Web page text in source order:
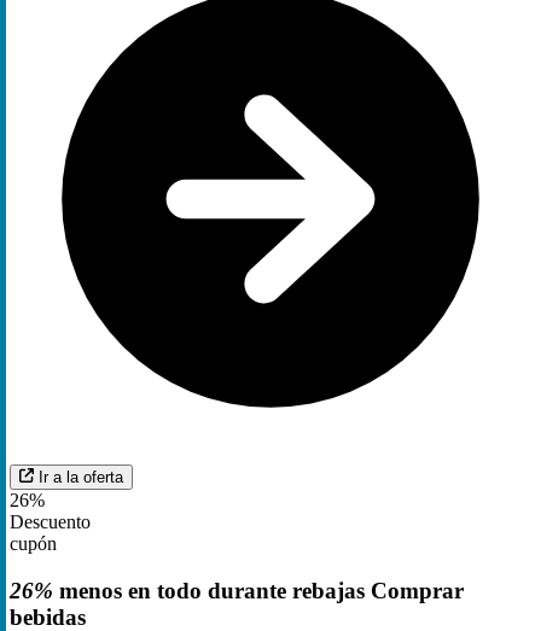
Ir a la oferta
26%
Descuento
cupón
26% menos en todo durante rebajas Comprar
bebidas